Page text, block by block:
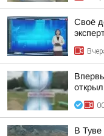
Своё
В Туве